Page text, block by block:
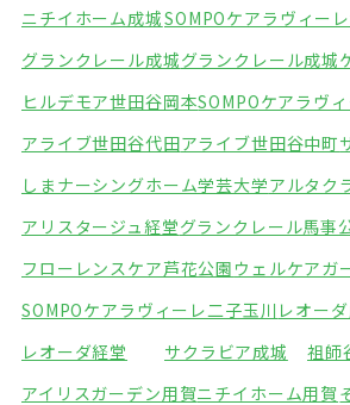
ニチイホーム成城SOMPOケアラヴィー
グランクレール成城グランクレール成城
ヒルデモア世田谷岡本SOMPOケアラヴ
アライブ世田谷代田アライブ世田谷中町
しまナーシングホーム学芸大学アルタク
アリスタージュ経堂グランクレール馬事
フローレンスケア芦花公園 ウェルケアガ
SOMPOケアラヴィーレ二子玉川 レオー
レオーダ経堂
サクラビア成城
祖師
アイリスガーデン用賀ニチイホーム用賀